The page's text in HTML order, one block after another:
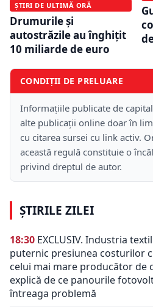
ȘTIRI DE ULTIMĂ ORĂ
Drumurile și
autostrăzile au înghițit
10 miliarde de euro
CONDIȚII DE PRELUARE
Informațiile publicate de
alte publicații online doar în
cu citarea sursei cu link activ.
această regulă constituie o
privind dreptul de autor.
ȘTIRILE ZILEI
18:30 EXCLUSIV. Industria
puternic presiunea costurilor
celui mai mare producător de
explică de ce panourile
întreaga problemă